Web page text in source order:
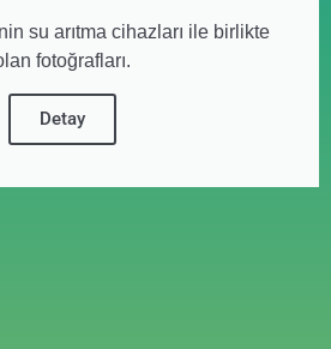
su arıtma cihazları ile birlikte
fotoğrafları.
Detay